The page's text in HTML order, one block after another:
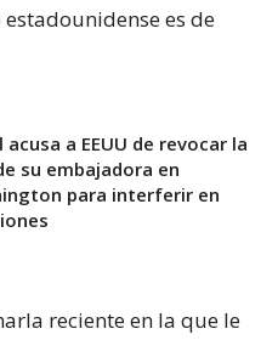
es de
acusa a EEUU de revocar la
su embajadora en
para interferir en
reciente en la que le